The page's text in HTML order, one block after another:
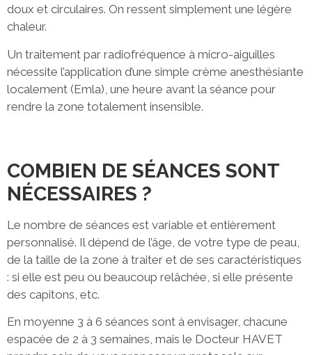
doux et circulaires. On ressent simplement une légère
chaleur.
Un traitement par radiofréquence à micro-aiguilles
nécessite l’application d’une simple crème anesthésiante
localement (Emla), une heure avant la séance pour
rendre la zone totalement insensible.
COMBIEN DE SÉANCES SONT
NÉCESSAIRES ?
Le nombre de séances est variable et entièrement
personnalisé. Il dépend de l’âge, de votre type de peau,
de la taille de la zone à traiter et de ses caractéristiques
: si elle est peu ou beaucoup relâchée, si elle présente
des capitons, etc.
En moyenne 3 à 6 séances sont à envisager, chacune
espacée de 2 à 3 semaines, mais le Docteur HAVET